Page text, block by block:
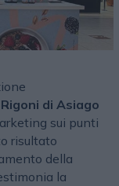
Rigoni di Asiago
sui punti
risultato
della
la